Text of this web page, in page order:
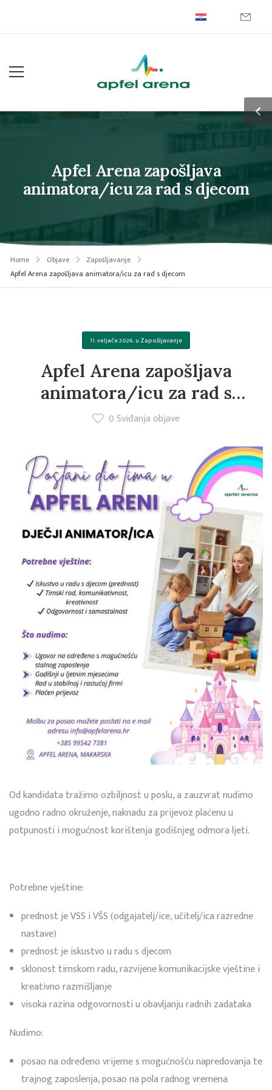
Apfel Arena zapošljava
animatora/icu za rad s djecom
Home Objave
Zapošljavanje
Apfel Arena zapošljava animatora/icu za rad s djecom
11. veljače 2026.u Zapošljavanje
Apfel Arena zapošljava
animatora/icu za rad s
djecom
0 Sviđanja objave
Od kandidata tražimo ozbiljnost u poslu, a zauzvrat nudimo
ugodno radno okruženje, naknadu za prijevoz plaćenu u
potpunosti i mogućnost korištenja godišnjeg odmora ljeti.
Potrebne vještine:
prednost je VSS i VŠS (odgajatelj/ice, učitelj/ica razredne
nastave)
prednost je iskustvo u radu s djecom
sklonost timskom radu, razvijene komunikacijske vještine i
kreativno razmišljanje
visoka razina odgovornosti u obavljanju radnih zadataka
Nudimo:
posao na određeno vrijeme s mogućnošću napredovanja te
trajnog zaposlenja, posao na pola radnog vremena